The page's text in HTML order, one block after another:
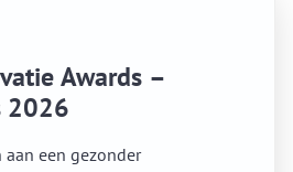
Awards –
2026
een gezonder